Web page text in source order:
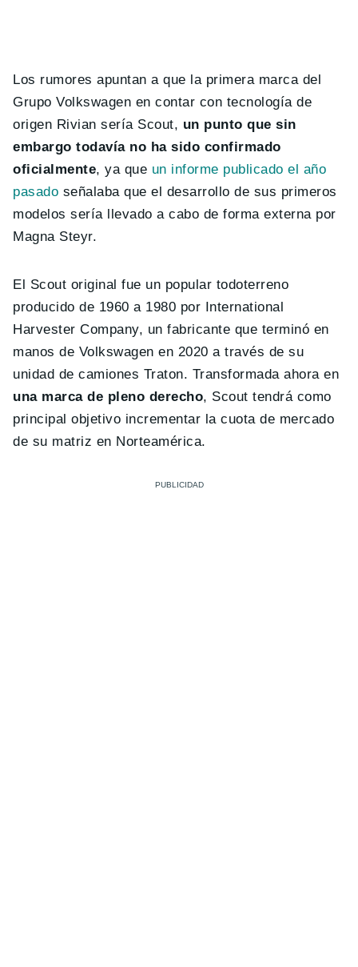
Los rumores apuntan a que la primera marca del
Grupo Volkswagen en contar con tecnología de
origen Rivian sería Scout, un punto que sin
embargo todavía no ha sido confirmado
oficialmente, ya que un informe publicado el año
pasado señalaba que el desarrollo de sus primeros
modelos sería llevado a cabo de forma externa por
Magna Steyr.
El Scout original fue un popular todoterreno
producido de 1960 a 1980 por International
Harvester Company, un fabricante que terminó en
manos de Volkswagen en 2020 a través de su
unidad de camiones Traton. Transformada ahora en
una marca de pleno derecho, Scout tendrá como
principal objetivo incrementar la cuota de mercado
de su matriz en Norteamérica.